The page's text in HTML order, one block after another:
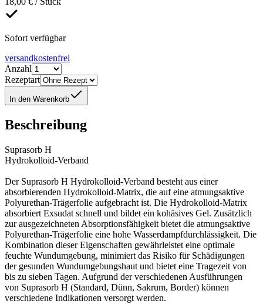
Sofort verfügbar
versandkostenfrei
Anzahl
Rezeptart
In den Warenkorb
Beschreibung
Suprasorb H
Hydrokolloid-Verband
Der Suprasorb H Hydrokolloid-Verband besteht aus einer
absorbierenden Hydrokolloid-Matrix, die auf eine atmungsaktive
Polyurethan-Trägerfolie aufgebracht ist. Die Hydrokolloid-Matrix
absorbiert Exsudat schnell und bildet ein kohäsives Gel. Zusätzlich
zur ausgezeichneten Absorptionsfähigkeit bietet die atmungsaktive
Polyurethan-Trägerfolie eine hohe Wasserdampfdurchlässigkeit. Die
Kombination dieser Eigenschaften gewährleistet eine optimale
feuchte Wundumgebung, minimiert das Risiko für Schädigungen
der gesunden Wundumgebungshaut und bietet eine Tragezeit von
bis zu sieben Tagen. Aufgrund der verschiedenen Ausführungen
von Suprasorb H (Standard, Dünn, Sakrum, Border) können
verschiedene Indikationen versorgt werden.